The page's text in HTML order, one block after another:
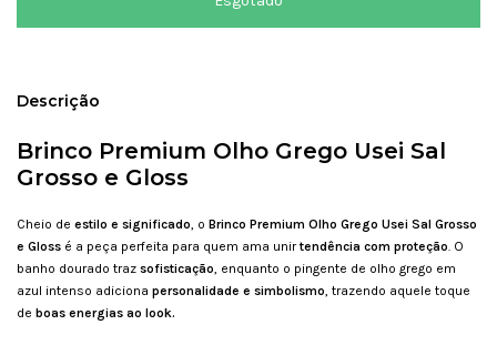
Descrição
Brinco Premium Olho Grego Usei Sal
Grosso e Gloss
Cheio de estilo e significado, o Brinco Premium Olho Grego Usei Sal Grosso
e Gloss é a peça perfeita para quem ama unirtendência com proteção. O
banho dourado traz sofisticação, enquanto o pingente de olho grego em
azul intenso adiciona personalidade e simbolismo, trazendo aquele toque
de boas energias ao look.